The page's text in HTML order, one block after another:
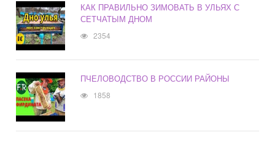
КАК ПРАВИЛЬНО ЗИМОВАТЬ В УЛЬЯХ С
СЕТЧАТЫМ ДНОМ
2354
ПЧЕЛОВОДСТВО В РОССИИ РАЙОНЫ
1858